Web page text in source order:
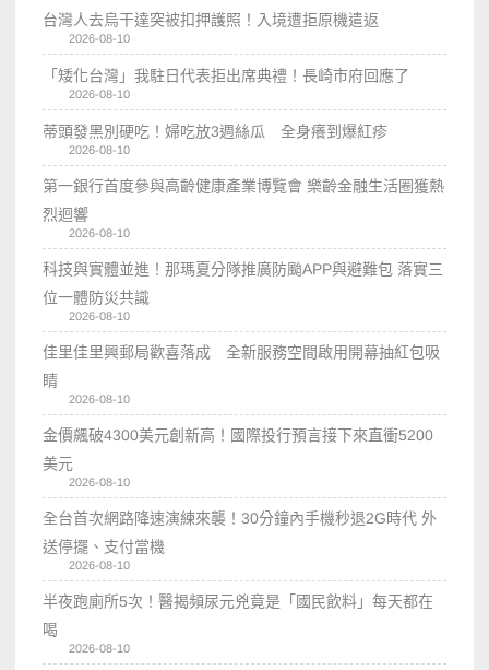
台灣人去烏干達突被扣押護照！入境遭拒原機遣返
2026-08-10
「矮化台灣」我駐日代表拒出席典禮！長崎市府回應了
2026-08-10
蒂頭發黑別硬吃！婦吃放3週絲瓜 全身癢到爆紅疹
2026-08-10
第一銀行首度參與高齡健康產業博覽會 樂齡金融生活圈獲熱
烈迴響
2026-08-10
科技與實體並進！那瑪夏分隊推廣防颱APP與避難包 落實三
位一體防災共識
2026-08-10
佳里佳里興郵局歡喜落成 全新服務空間啟用開幕抽紅包吸
睛
2026-08-10
金價飆破4300美元創新高！國際投行預言接下來直衝5200
美元
2026-08-10
全台首次網路降速演練來襲！30分鐘內手機秒退2G時代 外
送停擺、支付當機
2026-08-10
半夜跑廁所5次！醫揭頻尿元兇竟是「國民飲料」每天都在
喝
2026-08-10